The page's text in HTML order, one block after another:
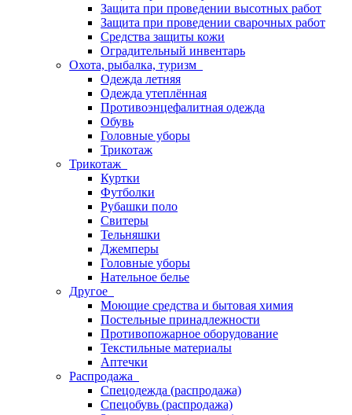
Защита при проведении высотных работ
Защита при проведении сварочных работ
Средства защиты кожи
Оградительный инвентарь
Охота, рыбалка, туризм
Одежда летняя
Одежда утеплённая
Противоэнцефалитная одежда
Обувь
Головные уборы
Трикотаж
Трикотаж
Куртки
Футболки
Рубашки поло
Свитеры
Тельняшки
Джемперы
Головные уборы
Нательное белье
Другое
Моющие средства и бытовая химия
Постельные принадлежности
Противопожарное оборудование
Текстильные материалы
Аптечки
Распродажа
Спецодежда (распродажа)
Спецобувь (распродажа)